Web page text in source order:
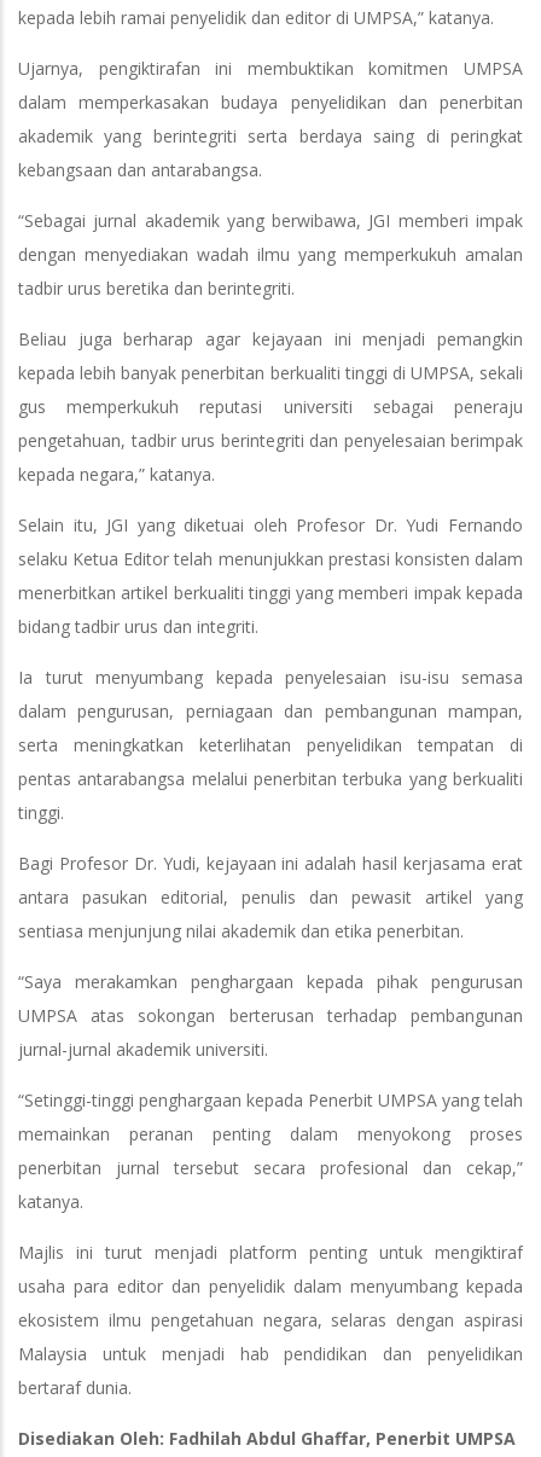
kepada lebih ramai penyelidik dan editor di UMPSA,” katanya.
Ujarnya, pengiktirafan ini membuktikan komitmen UMPSA
dalam memperkasakan budaya penyelidikan dan penerbitan
akademik yang berintegriti serta berdaya saing di peringkat
kebangsaan dan antarabangsa.
“Sebagai jurnal akademik yang berwibawa, JGI memberi impak
dengan menyediakan wadah ilmu yang memperkukuh amalan
tadbir urus beretika dan berintegriti.
Beliau juga berharap agar kejayaan ini menjadi pemangkin
kepada lebih banyak penerbitan berkualiti tinggi di UMPSA, sekali
gus memperkukuh reputasi universiti sebagai peneraju
pengetahuan, tadbir urus berintegriti dan penyelesaian berimpak
kepada negara,” katanya.
Selain itu, JGI yang diketuai oleh Profesor Dr. Yudi Fernando
selaku Ketua Editor telah menunjukkan prestasi konsisten dalam
menerbitkan artikel berkualiti tinggi yang memberi impak kepada
bidang tadbir urus dan integriti.
Ia turut menyumbang kepada penyelesaian isu-isu semasa
dalam pengurusan, perniagaan dan pembangunan mampan,
serta meningkatkan keterlihatan penyelidikan tempatan di
pentas antarabangsa melalui penerbitan terbuka yang berkualiti
tinggi.
Bagi Profesor Dr. Yudi, kejayaan ini adalah hasil kerjasama erat
antara pasukan editorial, penulis dan pewasit artikel yang
sentiasa menjunjung nilai akademik dan etika penerbitan.
“Saya merakamkan penghargaan kepada pihak pengurusan
UMPSA atas sokongan berterusan terhadap pembangunan
jurnal-jurnal akademik universiti.
“Setinggi-tinggi penghargaan kepada Penerbit UMPSA yang telah
memainkan peranan penting dalam menyokong proses
penerbitan jurnal tersebut secara profesional dan cekap,”
katanya.
Majlis ini turut menjadi platform penting untuk mengiktiraf
usaha para editor dan penyelidik dalam menyumbang kepada
ekosistem ilmu pengetahuan negara, selaras dengan aspirasi
Malaysia untuk menjadi hab pendidikan dan penyelidikan
bertaraf dunia.
Disediakan Oleh: Fadhilah Abdul Ghaffar, Penerbit UMPSA